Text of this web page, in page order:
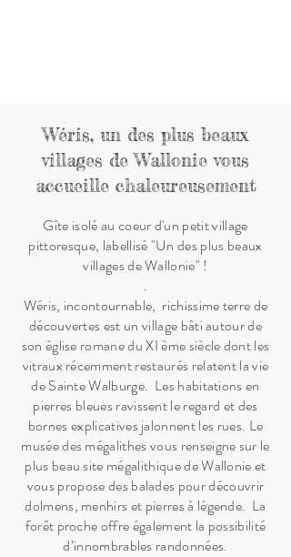
Wéris, un des plus beaux
villages de Wallonie vous
accueille chaleureusement
Gîte isolé au coeur d'un petit village
pittoresque, labellisé "Un des plus beaux
villages de Wallonie" !
.
Wéris, incontournable, richissime terre de
découvertes est un village bâti autour de
son église romane du XI ème siècle dont les
vitraux récemment restaurés relatent la vie
de Sainte Walburge. Les habitations en
pierres bleues ravissent le regard et des
bornes explicatives jalonnent les rues. Le
musée des mégalithes vous renseigne sur le
plus beau site mégalithique de Wallonie et
vous propose des balades pour découvrir
dolmens, menhirs et pierres à légende. La
forêt proche offre également la possibilité
d’innombrables randonnées.